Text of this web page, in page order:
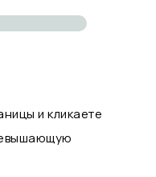
и кликаете